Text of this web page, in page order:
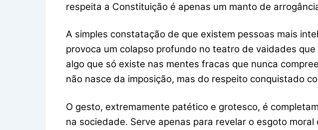
respeita a Constituição é apenas um manto de
A simples constatação de que existem pessoas mais
provoca um colapso profundo no teatro de vaidades
algo que só existe nas mentes fracas que nunca
não nasce da imposição, mas do respeito conquistado
O gesto, extremamente patético e grotesco, é
na sociedade. Serve apenas para revelar o esgoto